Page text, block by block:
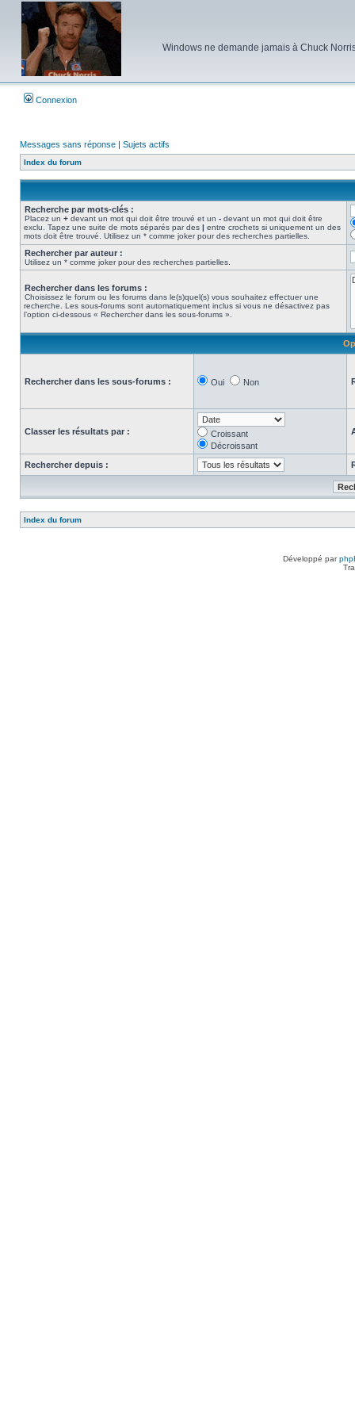
Windows ne demande jamais à Chuck
Connexion
Messages sans réponse | Sujets actifs
Index du forum
Recherche par mots-clés :
Placez un + devant un mot qui doit être trouvé et un - devant un mot qui doit être
exclu. Tapez une suite de mots séparés par des | entre crochets si uniquement un des
mots doit être trouvé. Utilisez un * comme joker pour des recherches partielles.
Rechercher par auteur :
Utilisez un * comme joker pour des recherches partielles.
Rechercher dans les forums :
Choisissez le forum ou les forums dans le(s)quel(s) vous souhaitez effectuer une
recherche. Les sous-forums sont automatiquement inclus si vous ne désactivez pas
l’option ci-dessous « Rechercher dans les sous-forums ».
Rechercher dans les sous-forums : Oui Non
Classer les résultats par :
Croissant
Décroissant
Rechercher depuis :
Index du forum
Développé par